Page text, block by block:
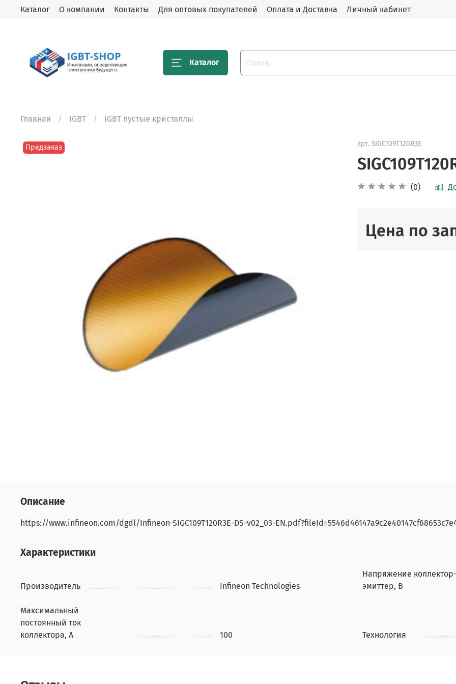
Каталог О компании Контакты Для оптовых покупателей Оплата и Доставка Личный кабинет
Каталог
Главная IGBT IGBT пустые кристаллы
Предзаказ арт. SIGC109T120R3E
(0)
Цена по
Описание
https://www.infineon.com/dgdl/Infineon-SIGC109T120R3E-DS-v02_03-
Характеристики
Производитель Infineon Technologies
Напряжение коллектор-
эмиттер, В
Максимальный
постоянный ток
коллектора, А
100 Технология